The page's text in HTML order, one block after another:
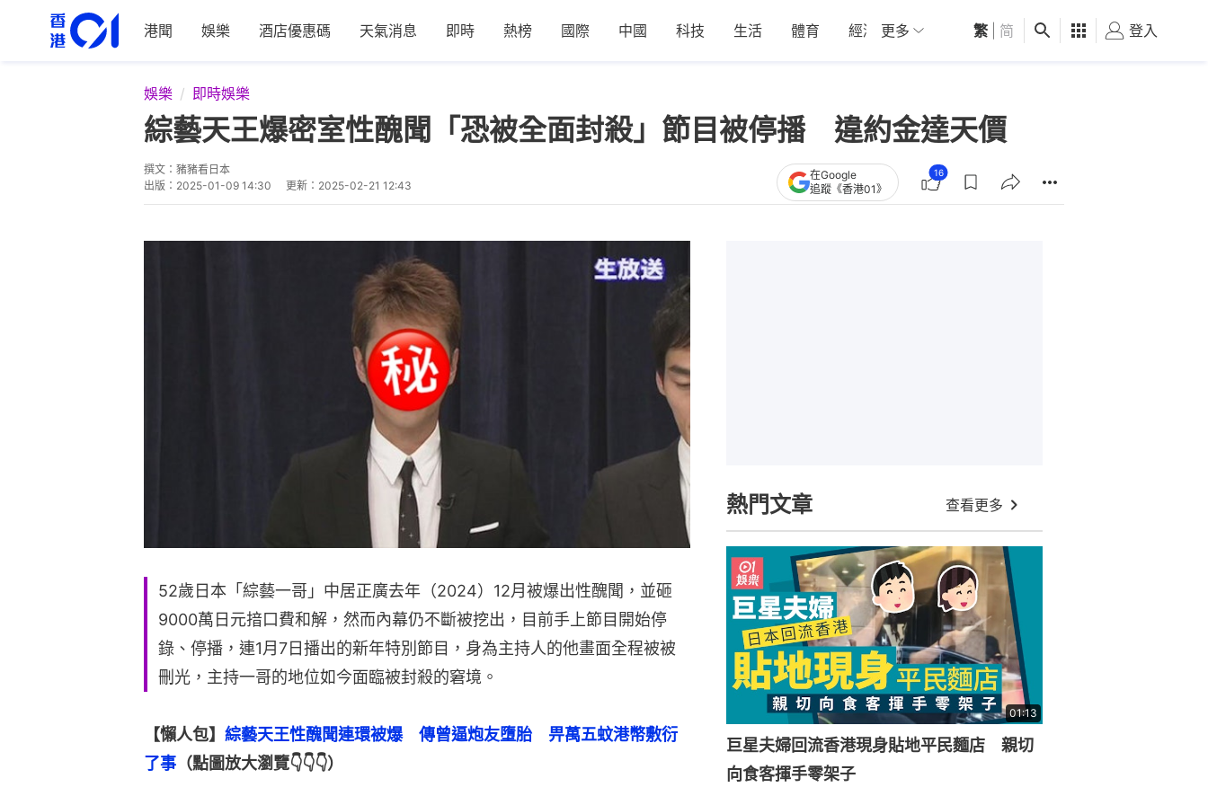
港聞 娛樂 酒店優惠碼 天氣消息 即時 熱榜 國際 中國 科技 生活 體育 經濟 01深圳 觀點 健康 好食玩飛
更多 繁 简 登入
娛樂 即時娛樂
綜藝天王爆密室性醜聞「恐被全面封殺」節目被停播 違約金達天價
撰文： 豬豬看日本
出版： 2025-01-09 14:30 更新： 2025-02-21 12:43
在Google
追蹤《香港01》
16
52歲日本「綜藝一哥」中居正廣去年（2024）12月被爆出性醜聞，並砸
9000萬日元揞口費和解，然而內幕仍不斷被挖出，目前手上節目開始停
錄、停播，連1月7日播出的新年特別節目，身為主持人的他畫面全程被被
刪光，主持一哥的地位如今面臨被封殺的窘境。
【懶人包】 綜藝天王性醜聞連環被爆　傳曾逼炮友墮胎　畀萬五蚊港幣敷衍
了事 （點圖放大瀏覽👇👇👇）
熱門文章 查看更多
01:13
巨星夫婦回流香港現身貼地平民麵店 親切
向食客揮手零架子